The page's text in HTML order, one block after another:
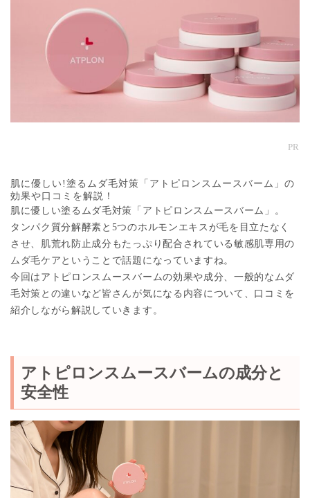
PR
肌に優しい!塗るムダ毛対策「アトピロンスムースバーム」の
効果や口コミを解説！
肌に優しい塗るムダ毛対策「アトピロンスムースバーム」。
タンパク質分解酵素と5つのホルモンエキスが毛を目立たなく
させ、肌荒れ防止成分もたっぷり配合されている敏感肌専用の
ムダ毛ケアということで話題になっていますね。
今回はアトピロンスムースバームの効果や成分、一般的なムダ
毛対策との違いなど皆さんが気になる内容について、口コミを
紹介しながら解説していきます。
アトピロンスムースバームの成分と
安全性